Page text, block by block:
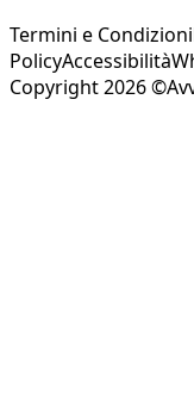
Termini e Condizioni
PolicyAccessibilità
Copyright 2026